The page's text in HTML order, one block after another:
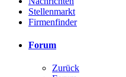
Stellenmarkt
Firmenfinder
Forum
Zurück